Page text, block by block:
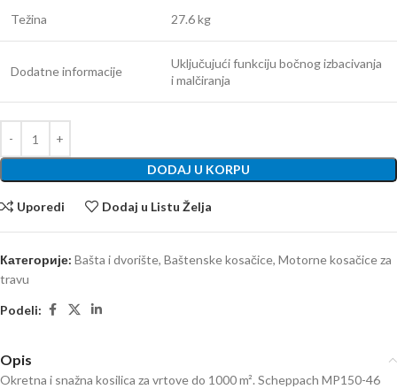
Težina 27.6 kg
Dodatne informacije
Uključujući funkciju bočnog izbacivanja
i malčiranja
DODAJ U KORPU
Uporedi Dodaj u Listu Želja
Категорије: Bašta i dvorište, Baštenske kosačice, Motorne kosačice za
travu
Podeli:
Opis
Okretna i snažna kosilica za vrtove do 1000 m². Scheppach MP150-46